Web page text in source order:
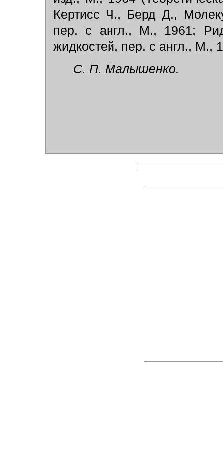
Кертисс Ч., Берд Д.,
пер. с англ., М., 1961;
жидкостей, пер. с англ., М.,
С. П. Малышенко.